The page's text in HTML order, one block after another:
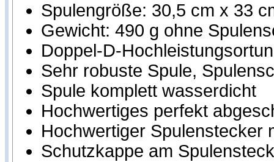
Spulengröße: 30,5 cm x 33
Gewicht: 490 g ohne
Doppel-D-
Sehr robuste Spule,
Spule komplett wasserdicht
Hochwertiges perfekt
Hochwertiger Spulenstecker
Schutzkappe am